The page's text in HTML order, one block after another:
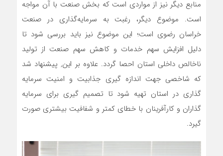
منابع دیگر نیز از مواردی است که بخش صنعت با آن مواجه
است. موضوع دیگر، رغبت به سرمایه‌گذاری در صنعت
خراسان رضوی است؛ این موضوع نیز باید بررسی شود تا
دلیل افزایش سهم خدمات و کاهش سهم صنعت از تولید
ناخالص داخلی استان احصا گردد. علاوه بر این, پیشنهاد شد
که شاخصی جهت اندازه گیری جذابیت و امنیت سرمایه
گذاری در استان تهیه شود تا تصمیم گیری برای سرمایه
گذاران و کارآفرینان با خطای کمتر و شفافیت بیشتری صورت
گیرد.